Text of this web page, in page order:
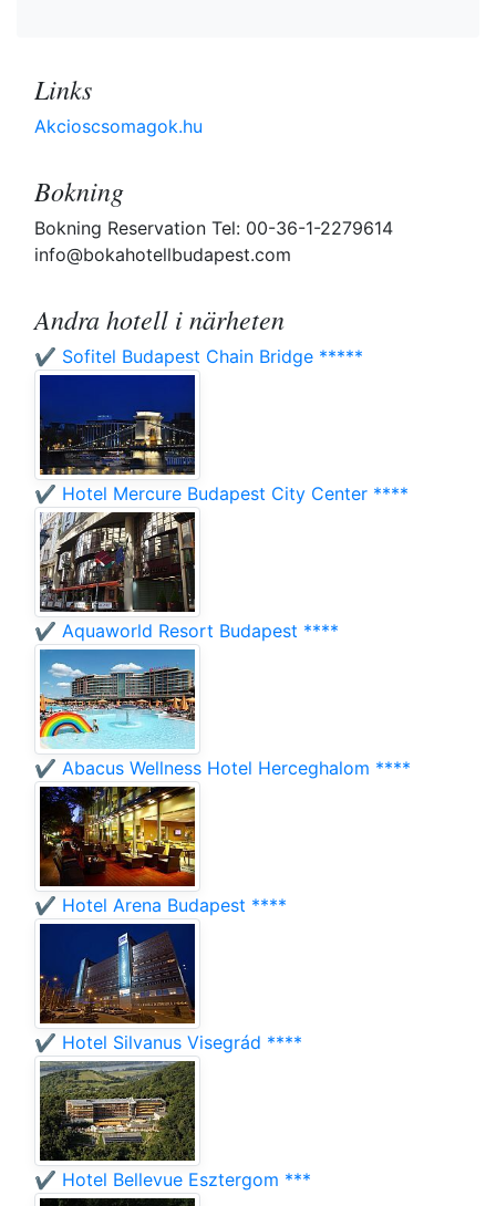
Links
Akcioscsomagok.hu
Bokning
Bokning Reservation Tel: 00-36-1-2279614
info@bokahotellbudapest.com
Andra hotell i närheten
✔️ Sofitel Budapest Chain Bridge *****
✔️ Hotel Mercure Budapest City Center ****
✔️ Aquaworld Resort Budapest ****
✔️ Abacus Wellness Hotel Herceghalom ****
✔️ Hotel Arena Budapest ****
✔️ Hotel Silvanus Visegrád ****
✔️ Hotel Bellevue Esztergom ***